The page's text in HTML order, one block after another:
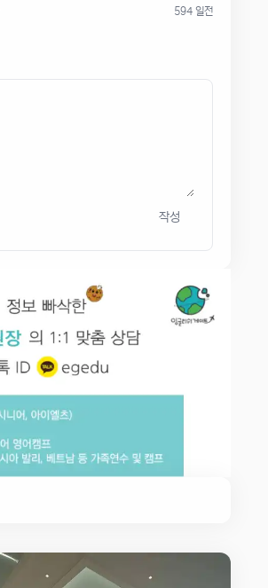
594 일전
작성